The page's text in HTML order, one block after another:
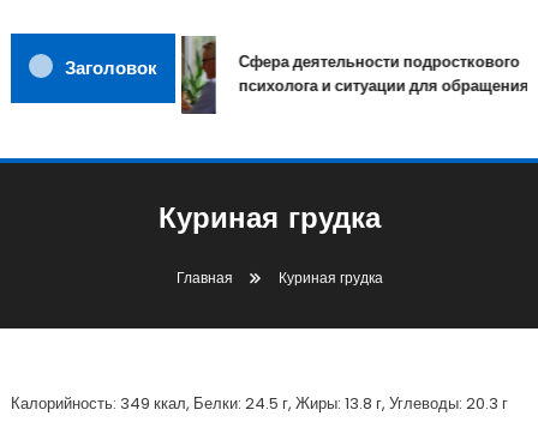
Заголовок
Сфера деятельности подросткового
психолога и ситуации для обращения
Куриная грудка
Главная Куриная грудка
Калорийность: 349 ккал, Белки: 24.5 г, Жиры: 13.8 г, Углеводы: 20.3 г